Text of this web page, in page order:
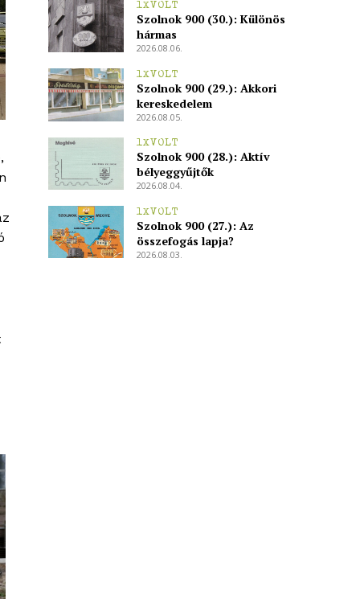
1XVOLT
Szolnok 900 (30.): Különös
hármas
2026.08.06.
1XVOLT
Szolnok 900 (29.): Akkori
kereskedelem
2026.08.05.
1XVOLT
Szolnok 900 (28.): Aktív
bélyeggyűjtők
2026.08.04.
1XVOLT
Szolnok 900 (27.): Az
összefogás lapja?
2026.08.03.